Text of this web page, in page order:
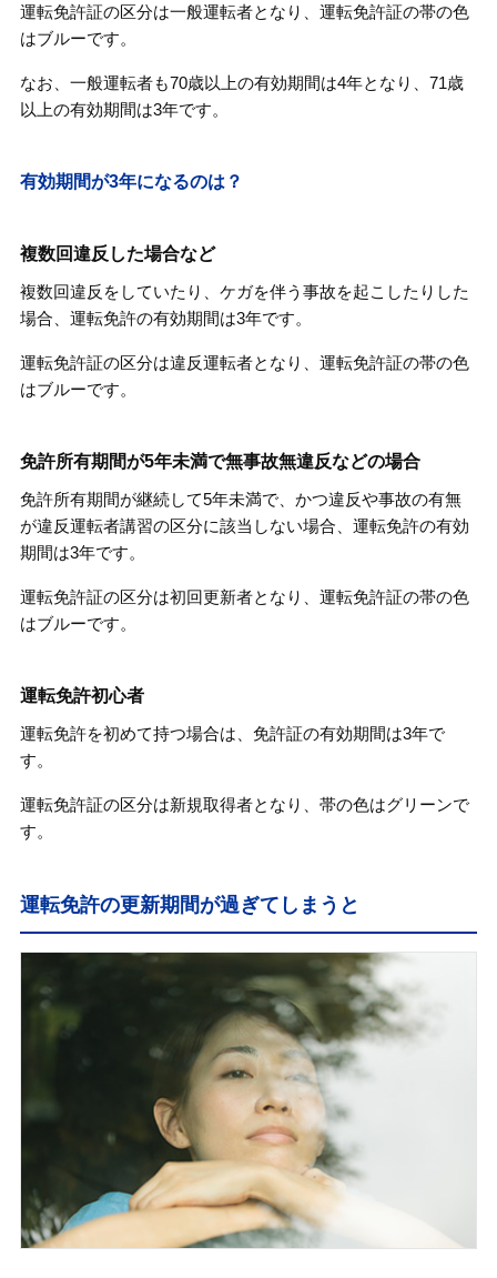
運転免許証の区分は一般運転者となり、運転免許証の帯の色
はブルーです。
なお、一般運転者も70歳以上の有効期間は4年となり、71歳
以上の有効期間は3年です。
有効期間が3年になるのは？
複数回違反した場合など
複数回違反をしていたり、ケガを伴う事故を起こしたりした
場合、運転免許の有効期間は3年です。
運転免許証の区分は違反運転者となり、運転免許証の帯の色
はブルーです。
免許所有期間が5年未満で無事故無違反などの場合
免許所有期間が継続して5年未満で、かつ違反や事故の有無
が違反運転者講習の区分に該当しない場合、運転免許の有効
期間は3年です。
運転免許証の区分は初回更新者となり、運転免許証の帯の色
はブルーです。
運転免許初心者
運転免許を初めて持つ場合は、免許証の有効期間は3年で
す。
運転免許証の区分は新規取得者となり、帯の色はグリーンで
す。
運転免許の更新期間が過ぎてしまうと